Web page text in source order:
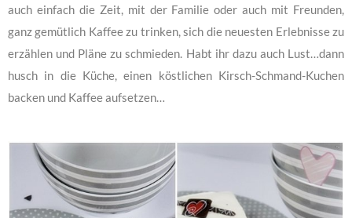
auch einfach die Zeit, mit der Familie oder auch mit Freunden,
ganz gemütlich Kaffee zu trinken, sich die neuesten Erlebnisse zu
erzählen und Pläne zu schmieden. Habt ihr dazu auch Lust…dann
husch in die Küche, einen köstlichen Kirsch-Schmand-Kuchen
backen und Kaffee aufsetzen…